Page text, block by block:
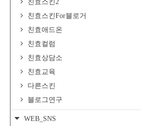
친효스킨2
친효스킨For블로거
친효애드온
친효컬럼
친효상담소
친효교육
다른스킨
블로그연구
WEB_SNS